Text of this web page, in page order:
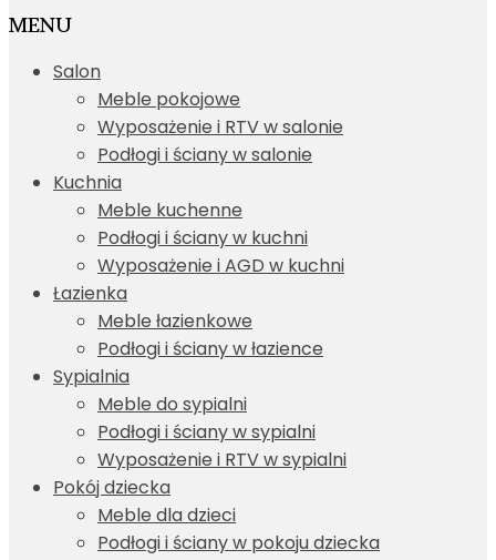
MENU
Salon
Meble pokojowe
Wyposażenie i RTV w salonie
Podłogi i ściany w salonie
Kuchnia
Meble kuchenne
Podłogi i ściany w kuchni
Wyposażenie i AGD w kuchni
Łazienka
Meble łazienkowe
Podłogi i ściany w łazience
Sypialnia
Meble do sypialni
Podłogi i ściany w sypialni
Wyposażenie i RTV w sypialni
Pokój dziecka
Meble dla dzieci
Podłogi i ściany w pokoju dziecka